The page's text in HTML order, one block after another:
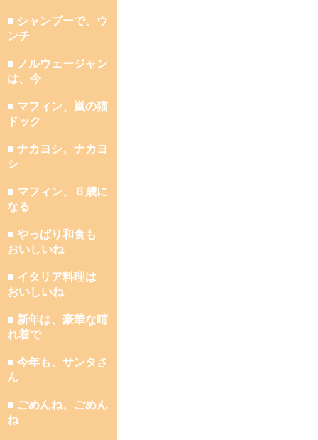
■ シャンプーで、ウ
ンチ
■ ノルウェージャン
は、今
■ マフィン、嵐の猫
ドック
■ ナカヨシ、ナカヨ
シ
■ マフィン、６歳に
なる
■ やっぱり和食も
おいしいね
■ イタリア料理は
おいしいね
■ 新年は、豪華な晴
れ着で
■ 今年も、サンタさ
ん
■ ごめんね、ごめん
ね